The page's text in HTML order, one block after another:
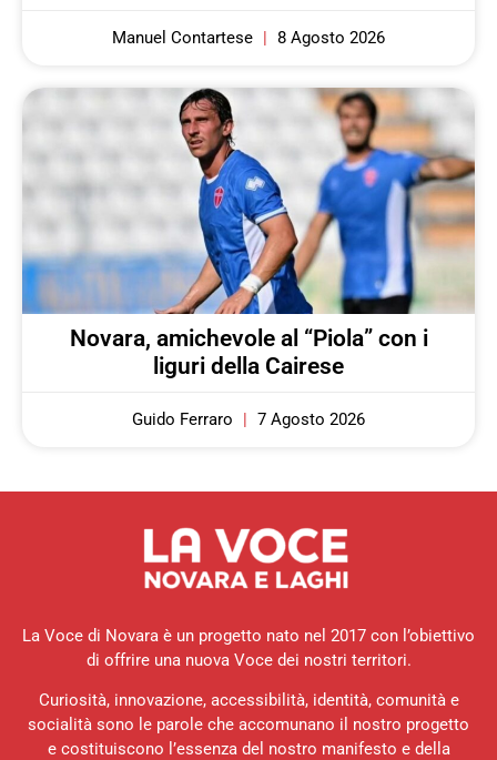
Manuel Contartese 8 Agosto 2026
Novara, amichevole al “Piola” con i
liguri della Cairese
Guido Ferraro 7 Agosto 2026
La Voce di Novara è un progetto nato nel 2017 con l’obiettivo
di offrire una nuova Voce dei nostri territori.
Curiosità, innovazione, accessibilità, identità, comunità e
socialità sono le parole che accomunano il nostro progetto
e costituiscono l’essenza del nostro manifesto e della